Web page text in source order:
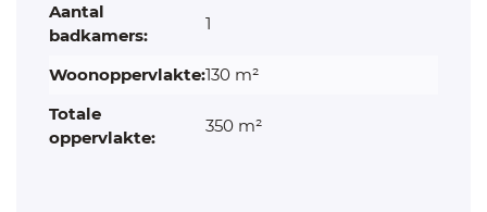
Aantal
badkamers:
1
Woonoppervlakte:130 m²
Totale
oppervlakte:
350 m²